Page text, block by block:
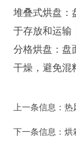
堆叠式烘盘：
于存放和运输
分格烘盘：盘
干燥，避免混
上一条信息：热
下一条信息：烘